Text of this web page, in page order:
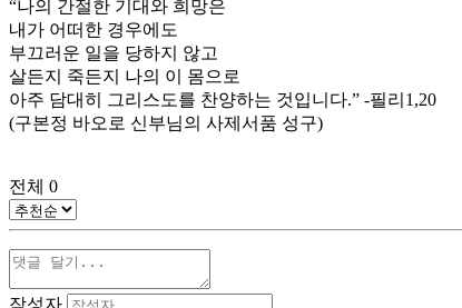
“나의 간절한 기대와 희망은
내가 어떠한 경우에도
부끄러운 일을 당하지 않고
살든지 죽든지 나의 이 몸으로
아주 담대히 그리스도를 찬양하는 것입니다.” -필리1,20
(구본정 바오로 신부님의 사제서품 성구)
전체 0
작성자